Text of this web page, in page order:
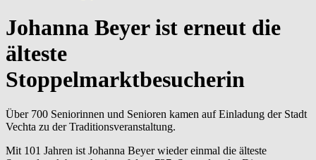
Johanna Beyer ist erneut die
älteste
Stoppelmarktbesucherin
Über 700 Seniorinnen und Senioren kamen auf Einladung der Stadt
Vechta zu der Traditionsveranstaltung.
Mit 101 Jahren ist Johanna Beyer wieder einmal die älteste